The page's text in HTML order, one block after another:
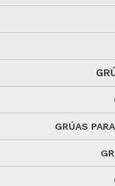
GRÚAS